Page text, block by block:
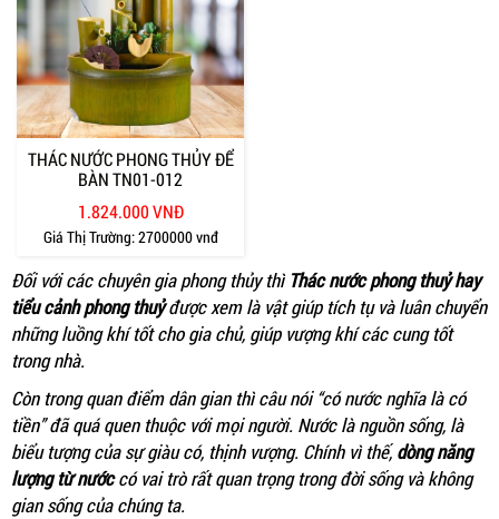
THÁC NƯỚC PHONG THỦY ĐỂ
BÀN TN01-012
1.824.000 VNĐ
Giá Thị Trường:2700000 vnđ
Đối với các chuyên gia phong thủy thì Thác nước phong thuỷ hay
tiểu cảnh phong thuỷđược xem là vật giúp tích tụ và luân chuyển
những luồng khí tốt cho gia chủ, giúp vượng khí các cung tốt
trong nhà.
Còn trong quan điểm dân gian thì câu nói “có nước nghĩa là có
tiền” đã quá quen thuộc với mọi người. Nước là nguồn sống, là
biểu tượng của sự giàu có, thịnh vượng. Chính vì thế,dòng năng
lượng từ nướccó vai trò rất quan trọng trong đời sống và không
gian sống của chúng ta.